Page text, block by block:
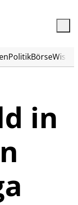
PolitikBörse
in